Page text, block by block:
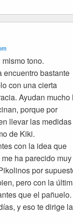
tono.
encuentro bastante
con una cierta
Ayudan mucho
porque por
llevar las medidas
de Kiki.
con la idea que
ha parecido
por
pero con la
que el
y eso te dirige la